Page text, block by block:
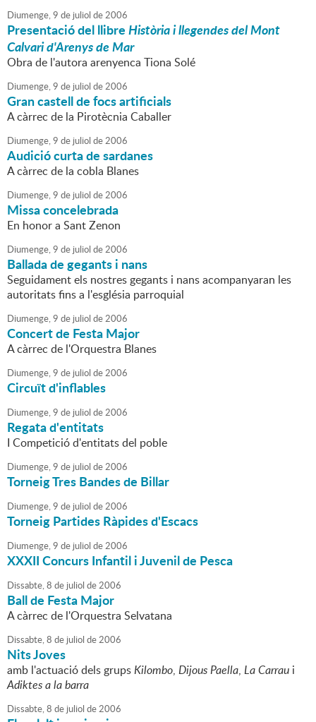
Diumenge,9 de juliol de2006
Presentació del llibreHistòria i llegendes del Mont
Calvari d'Arenys de Mar
Obra de l'autora arenyenca Tiona Solé
Diumenge,9 de juliol de2006
Gran castell de focs artificials
A càrrec de la Pirotècnia Caballer
Diumenge,9 de juliol de2006
Audició curta de sardanes
A càrrec de la cobla Blanes
Diumenge,9 de juliol de2006
Missa concelebrada
En honor a Sant Zenon
Diumenge,9 de juliol de2006
Ballada de gegants i nans
Seguidament els nostres gegants i nans acompanyaran les
autoritats fins a l'església parroquial
Diumenge,9 de juliol de2006
Concert de Festa Major
A càrrec de l'Orquestra Blanes
Diumenge,9 de juliol de2006
Circuït d'inflables
Diumenge,9 de juliol de2006
Regata d'entitats
I Competició d'entitats del poble
Diumenge,9 de juliol de2006
Torneig Tres Bandes de Billar
Diumenge,9 de juliol de2006
Torneig Partides Ràpides d'Escacs
Diumenge,9 de juliol de2006
XXXII Concurs Infantil i Juvenil de Pesca
Dissabte,8 de juliol de2006
Ball de Festa Major
A càrrec de l'Orquestra Selvatana
Dissabte,8 de juliol de2006
Nits Joves
amb l'actuació dels grupsKilombo, Dijous Paella, La Carrau i
Adiktes a la barra
Dissabte,8 de juliol de2006